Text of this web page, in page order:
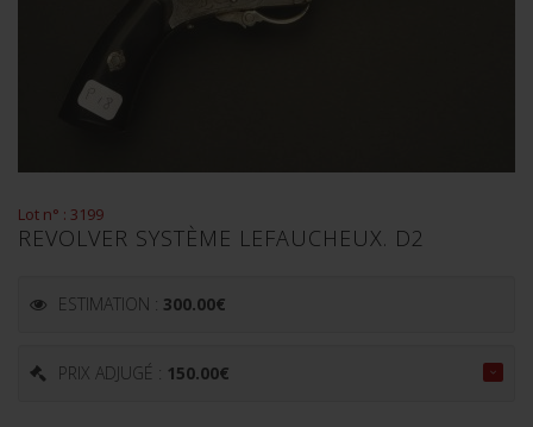
Lot n° : 3199
REVOLVER SYSTÈME LEFAUCHEUX. D2
ESTIMATION : 300.00€
PRIX ADJUGÉ : 150.00€